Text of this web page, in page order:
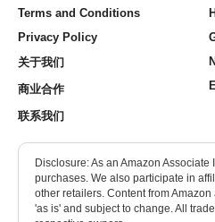
Terms and Conditions
Privacy Policy
关于我们
商业合作
联系我们
Disclosure: As an Amazon Associate
purchases. We also participate in
other retailers. Content from
'as is' and subject to change. All